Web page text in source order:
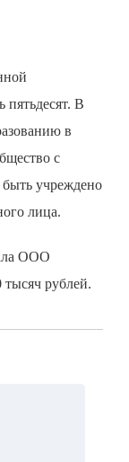
пятьдесят. В
в
с
учреждено
лица.
ООО
тысяч рублей.